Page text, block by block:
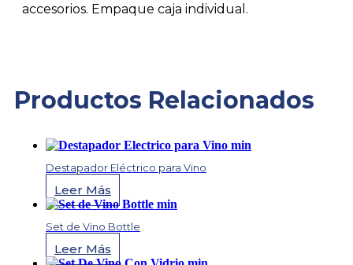
accesorios. Empaque caja individual.
Productos Relacionados
Destapador Eléctrico para Vino
Leer Más
Set de Vino Bottle
Leer Más